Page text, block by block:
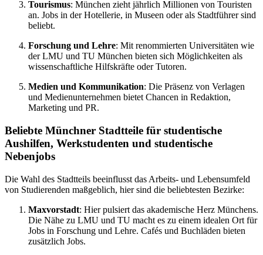
Tourismus: München zieht jährlich Millionen von Touristen
an. Jobs in der Hotellerie, in Museen oder als Stadtführer sind
beliebt.
Forschung und Lehre: Mit renommierten Universitäten wie
der LMU und TU München bieten sich Möglichkeiten als
wissenschaftliche Hilfskräfte oder Tutoren.
Medien und Kommunikation: Die Präsenz von Verlagen
und Medienunternehmen bietet Chancen in Redaktion,
Marketing und PR.
Beliebte Münchner Stadtteile für studentische
Aushilfen, Werkstudenten und studentische
Nebenjobs
Die Wahl des Stadtteils beeinflusst das Arbeits- und Lebensumfeld
von Studierenden maßgeblich, hier sind die beliebtesten Bezirke:
Maxvorstadt: Hier pulsiert das akademische Herz Münchens.
Die Nähe zu LMU und TU macht es zu einem idealen Ort für
Jobs in Forschung und Lehre. Cafés und Buchläden bieten
zusätzlich Jobs.